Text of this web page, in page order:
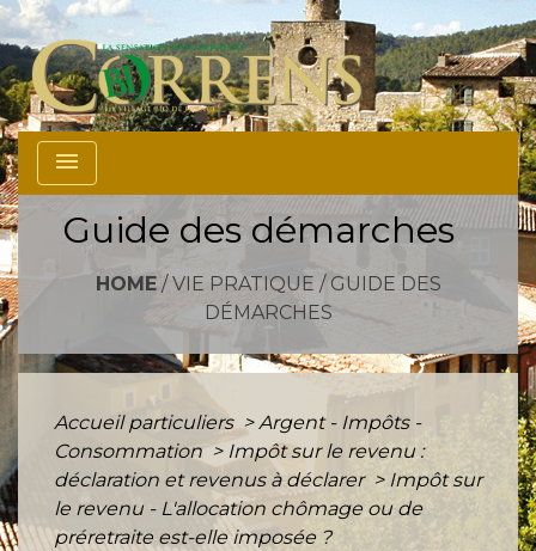
menu
Guide des démarches
HOME/ VIE PRATIQUE / GUIDE DES
DÉMARCHES
Accueil particuliers > Argent - Impôts -
Consommation> Impôt sur le revenu :
déclaration et revenus à déclarer > Impôt sur
le revenu - L'allocation chômage ou de
préretraite est-elle imposée ?